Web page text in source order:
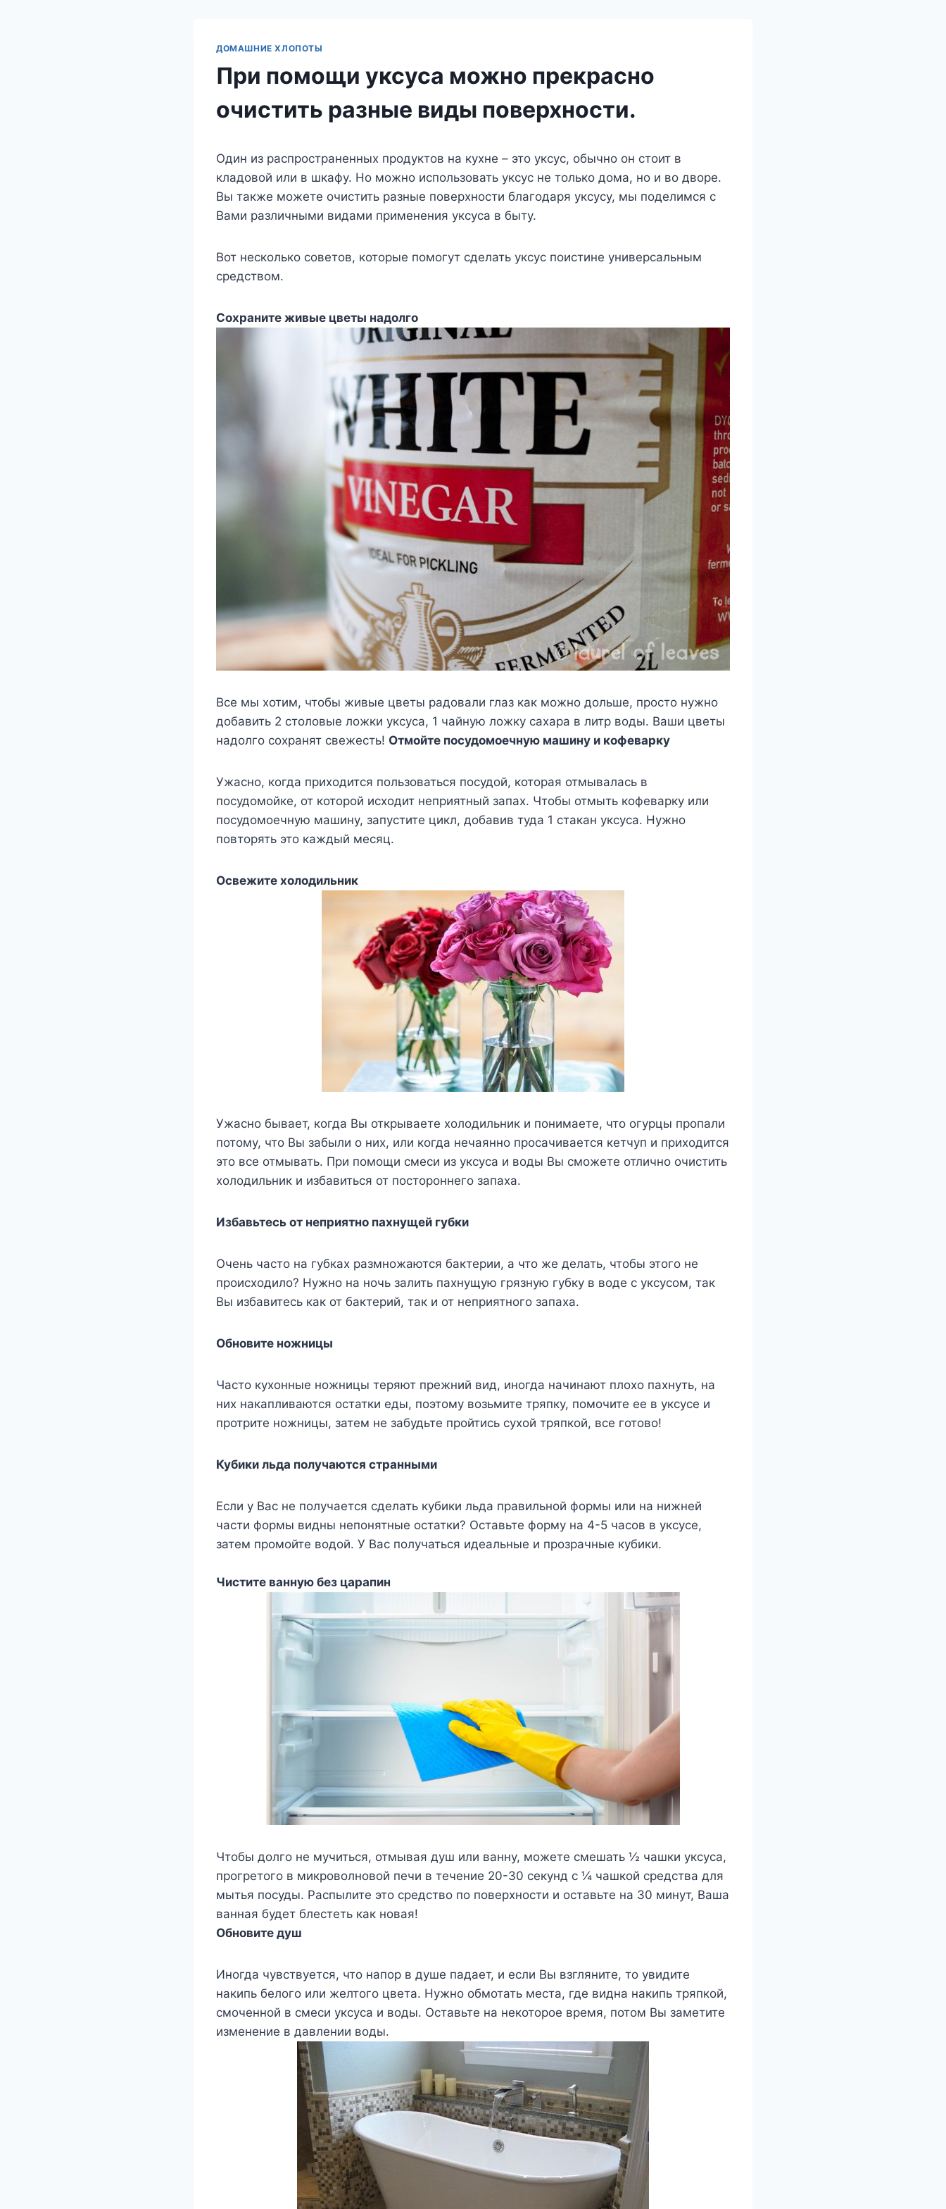
ДОМАШНИЕ ХЛОПОТЫ
При помощи уксуса можно прекрасно
очистить разные виды поверхности.
Один из распространенных продуктов на кухне – это уксус, обычно он стоит в
кладовой или в шкафу. Но можно использовать уксус не только дома, но и во дворе.
Вы также можете очистить разные поверхности благодаря уксусу, мы поделимся с
Вами различными видами применения уксуса в быту.
Вот несколько советов, которые помогут сделать уксус поистине универсальным
средством.
Сохраните живые цветы надолго
Все мы хотим, чтобы живые цветы радовали глаз как можно дольше, просто нужно
добавить 2 столовые ложки уксуса, 1 чайную ложку сахара в литр воды. Ваши цветы
надолго сохранят свежесть! Отмойте посудомоечную машину и кофеварку
Ужасно, когда приходится пользоваться посудой, которая отмывалась в
посудомойке, от которой исходит неприятный запах. Чтобы отмыть кофеварку или
посудомоечную машину, запустите цикл, добавив туда 1 стакан уксуса. Нужно
повторять это каждый месяц.
Освежите холодильник
Ужасно бывает, когда Вы открываете холодильник и понимаете, что огурцы пропали
потому, что Вы забыли о них, или когда нечаянно просачивается кетчуп и приходится
это все отмывать. При помощи смеси из уксуса и воды Вы сможете отлично очистить
холодильник и избавиться от постороннего запаха.
Избавьтесь от неприятно пахнущей губки
Очень часто на губках размножаются бактерии, а что же делать, чтобы этого не
происходило? Нужно на ночь залить пахнущую грязную губку в воде с уксусом, так
Вы избавитесь как от бактерий, так и от неприятного запаха.
Обновите ножницы
Часто кухонные ножницы теряют прежний вид, иногда начинают плохо пахнуть, на
них накапливаются остатки еды, поэтому возьмите тряпку, помочите ее в уксусе и
протрите ножницы, затем не забудьте пройтись сухой тряпкой, все готово!
Кубики льда получаются странными
Если у Вас не получается сделать кубики льда правильной формы или на нижней
части формы видны непонятные остатки? Оставьте форму на 4-5 часов в уксусе,
затем промойте водой. У Вас получаться идеальные и прозрачные кубики.
Чистите ванную без царапин
Чтобы долго не мучиться, отмывая душ или ванну, можете смешать ½ чашки уксуса,
прогретого в микроволновой печи в течение 20-30 секунд с ¼ чашкой средства для
мытья посуды. Распылите это средство по поверхности и оставьте на 30 минут, Ваша
ванная будет блестеть как новая!
Обновите душ
Иногда чувствуется, что напор в душе падает, и если Вы взгляните, то увидите
накипь белого или желтого цвета. Нужно обмотать места, где видна накипь тряпкой,
смоченной в смеси уксуса и воды. Оставьте на некоторое время, потом Вы заметите
изменение в давлении воды.